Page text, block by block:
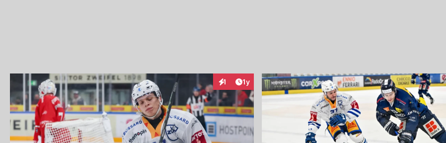
1
InteraktionenArtikel veröffentlicht:
1y